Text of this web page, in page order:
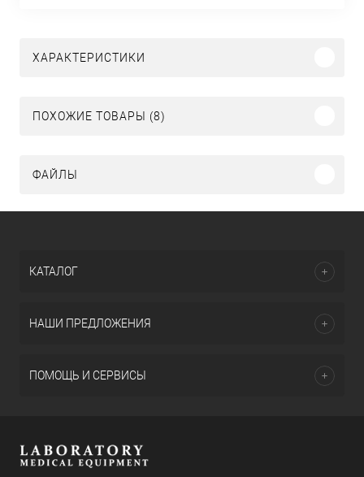
ХАРАКТЕРИСТИКИ
ПОХОЖИЕ ТОВАРЫ (8)
ФАЙЛЫ
КАТАЛОГ
НАШИ ПРЕДЛОЖЕНИЯ
ПОМОЩЬ И СЕРВИСЫ